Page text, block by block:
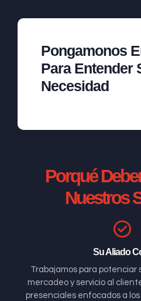
Pongamonos
Para Entender
Necesidad
Porqué
Nuestros
Su Aliado
Trabajamos para potenciar
mercadeo y servicio al
presenciales enfocados a